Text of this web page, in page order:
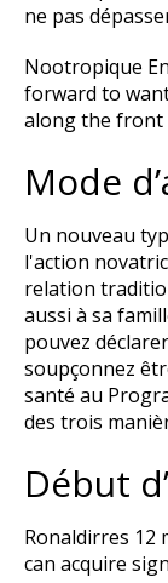
ne pas
Nootropique
forward to
along the front
Mode
Un nouveau
l'action
relation
aussi à sa
pouvez
soupçonnez
santé au
des trois
Début
Ronaldirres 12
can acquire